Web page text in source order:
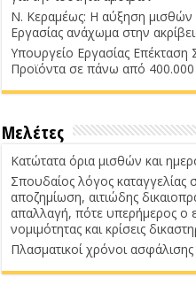
Ν. Κεραμέως: Η αύξηση
Εργασίας ανάχωμα στην
Υπουργείο Εργασίας Επέκταση
Προϊόντα σε πάνω από
Μελέτες
Κατώτατα όρια μισθών και
Σπουδαίος λόγος καταγγελίας
αποζημίωση, αιτιώδης
απαλλαγή, πότε υπερήμερος ο
νομιμότητας και κρίσεις
Πλασματικοί χρόνοι ασφάλισης